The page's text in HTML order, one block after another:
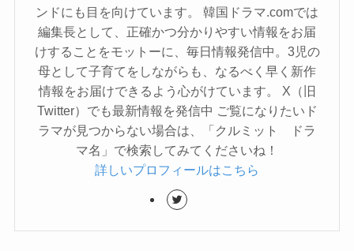
ンドにも目を向けています。 韓国ドラマ.comでは
編集長として、正確かつ分かりやすい情報をお届
けすることをモットーに、毎日情報発信中。3児の
母として子育てをしながらも、なるべく早く新作
情報をお届けできるよう心がけています。 X（旧
Twitter）でも最新情報を発信中 ご覧になりたいド
ラマが見つからない場合は、「クルミット ドラ
マ名」で検索してみてくださいね！
詳しいプロフィールはこちら